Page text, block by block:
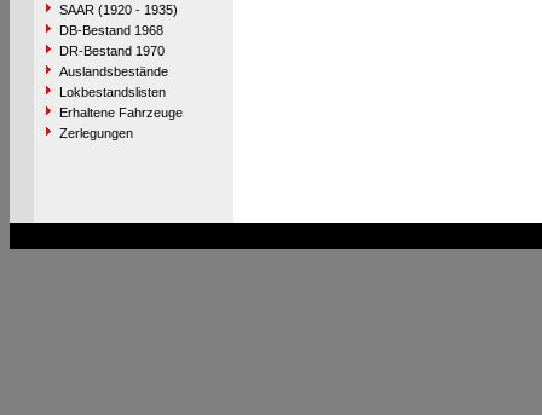
SAAR (1920 - 1935)
DB-Bestand 1968
DR-Bestand 1970
Auslandsbestände
Lokbestandslisten
Erhaltene Fahrzeuge
Zerlegungen